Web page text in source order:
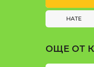
t
i
n
HATE
ОЩЕ ОТ